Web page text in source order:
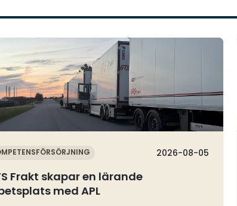
2026-08-05
Frakt skapar en lärande
med APL